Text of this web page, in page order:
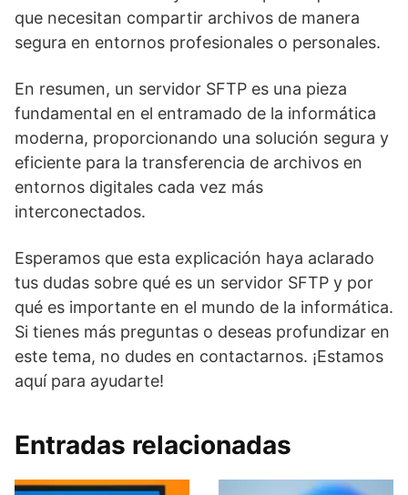
que necesitan compartir archivos de manera
segura en entornos profesionales o personales.
En resumen, un servidor SFTP es una pieza
fundamental en el entramado de la informática
moderna, proporcionando una solución segura y
eficiente para la transferencia de archivos en
entornos digitales cada vez más
interconectados.
Esperamos que esta explicación haya aclarado
tus dudas sobre qué es un servidor SFTP y por
qué es importante en el mundo de la informática.
Si tienes más preguntas o deseas profundizar en
este tema, no dudes en contactarnos. ¡Estamos
aquí para ayudarte!
Entradas relacionadas